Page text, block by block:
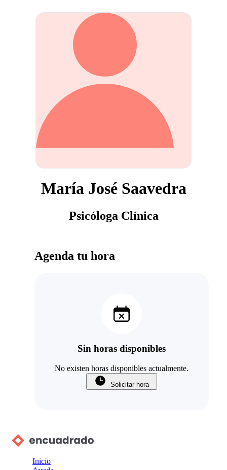
María José Saavedra
Psicóloga Clínica
Agenda tu hora
Sin horas disponibles
No existen horas disponibles actualmente.
Solicitar hora
Inicio